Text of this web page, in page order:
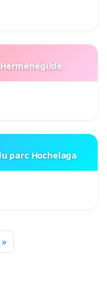
parc Hochelaga
»